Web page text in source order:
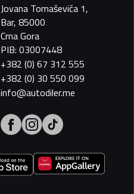
Jovana Tomaševića 1,
Bar, 85000
Crna Gora
PIB: 03007448
+382 (0) 67 312 555
+382 (0) 30 550 099
info@autodiler.me